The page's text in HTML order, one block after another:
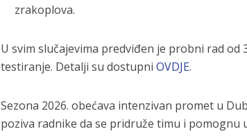
zrakoplova.
U svim slučajevima predviđen je probni rad
testiranje. Detalji su dostupniOVDJE.
Sezona 2026. obećava intenzivan promet u
poziva radnike da se pridruže timu i pomognu